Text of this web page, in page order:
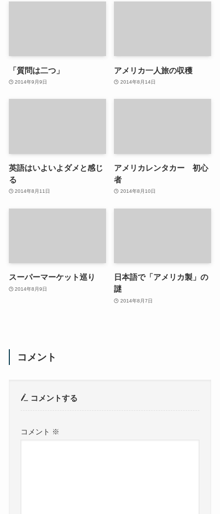
「質問は二つ」
2014年9月9日
アメリカ一人旅の収穫
2014年8月14日
英語はいよいよダメと感じ
る
2014年8月11日
アメリカレンタカー 初心
者
2014年8月10日
スーパーマーケット巡り
2014年8月9日
日本語で「アメリカ製」の
謎
2014年8月7日
コメント
コメントする
コメント ※